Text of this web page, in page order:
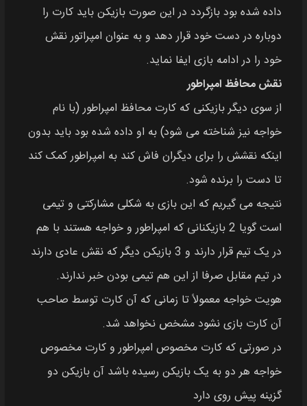
داده شده بود بازگردد در این صورت بازیکن باید کارت را
دوباره در دست خود قرار دهد و به عنوان امپراتور نقش
خود را در ادامه بازی ایفا نماید.
نقش محافظ امپراطور
از سوی دیگر بازیکنی که کارت محافظ امپراطور (با نام
خواجه نیز شناخته می شود) به او داده شده بود باید بدون
اینکه نقشش را برای دیگران فاش کند به امپراطور کمک کند
تا دست را برنده شود.
نتیجه می گیریم که این بازی به شکلی مشارکتی و تیمی
است گویا 2 بازیکنانی که امپراطور و خواجه هستند با هم
در یک تیم قرار دارند و 3 بازیکن دیگر که نقش عادی دارند
در تیم مقابل صرفا از این هم‌ تیمی بودن خبر ندارند.
هویت خواجه معمولاً تا زمانی که آن کارت توسط صاحب
آن کارت بازی نشود مشخص نخواهد شد.
در صورتی که کارت مخصوص امپراطور و کارت مخصوص
خواجه هر دو به یک بازیکن رسیده باشد آن بازیکن دو
گزینه پیش روی دارد